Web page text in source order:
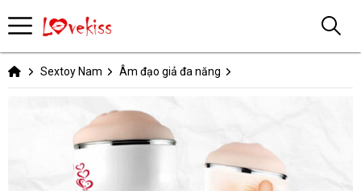
Sextoy Nam Âm đạo giả đa năng